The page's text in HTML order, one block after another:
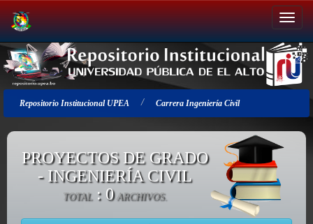
Salir
de
la
navegación
Repositorio Institucional UPEA Carrera Ingeniería Civil
PROYECTOS DE GRADO
- INGENIERÍA CIVIL
TOTAL : 0ARCHIVOS.